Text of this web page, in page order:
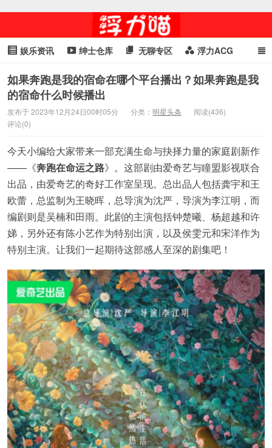
喵星闻
娱乐资讯 绅士仓库 无聊专区 浮力ACG
浮力GIF 明星头条 浮力资讯 头条女神 萌妹专区
cosplay
如果奔跑是我的宿命在哪个平台播出？如果奔跑是我
的宿命什么时候播出
发布于 2023年12月24日00时05分 分类： 明星头条
阅读(436)
评论(0)
今天小编给大家带来一部充满生命与抉择力量的家庭剧新作
——《奔跑在命运之路》。这部剧由爱奇艺与瞳盟影视联合
出品，由爱奇艺的奇好工作室呈现。总出品人包括龚宇和王
欧蕾，总监制为王晓晖，总导演为沈严，导演为李江明，而
编剧则是吴楠和田雨。此剧的主演包括钟楚曦、杨超越和许
娣，另外还有陈小艺作为特别出演，以及侯雯元和宋洋作为
特别主演。让我们一起期待这部感人至深的剧集吧！